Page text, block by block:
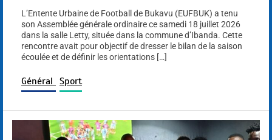
L’Entente Urbaine de Football de Bukavu (EUFBUK) a tenu
son Assemblée générale ordinaire ce samedi 18 juillet 2026
dans la salle Letty, située dans la commune d’Ibanda. Cette
rencontre avait pour objectif de dresser le bilan de la saison
écoulée et de définir les orientations […]
Général Sport